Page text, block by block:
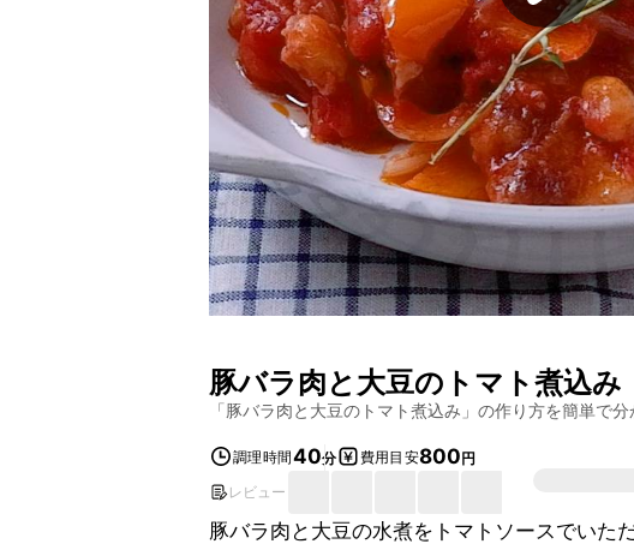
豚バラ肉と大豆のトマト煮込み
「豚バラ肉と大豆のトマト煮込み 」の作り方を簡単で
調理時間40分 費用目安800円
レビュー
豚バラ肉と大豆の水煮をトマトソースでいた